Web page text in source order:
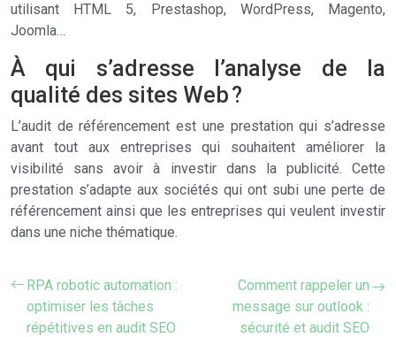
utilisant HTML 5, Prestashop, WordPress, Magento,
Joomla…
À qui s’adresse l’analyse de la
qualité des sites Web ?
L’audit de référencement est une prestation qui s’adresse
avant tout aux entreprises qui souhaitent améliorer la
visibilité sans avoir à investir dans la publicité. Cette
prestation s’adapte aux sociétés qui ont subi une perte de
référencement ainsi que les entreprises qui veulent investir
dans une niche thématique.
RPA robotic automation :
optimiser les tâches
répétitives en audit SEO
Comment rappeler un
message sur outlook :
sécurité et audit SEO